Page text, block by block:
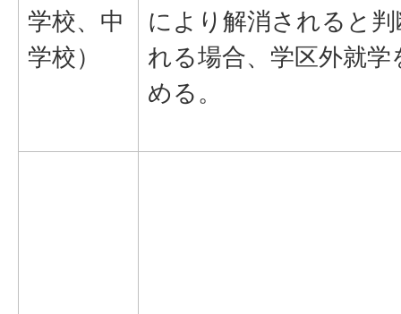
学校、中
学校）
により解消されると
れる場合、学区外就学
める。